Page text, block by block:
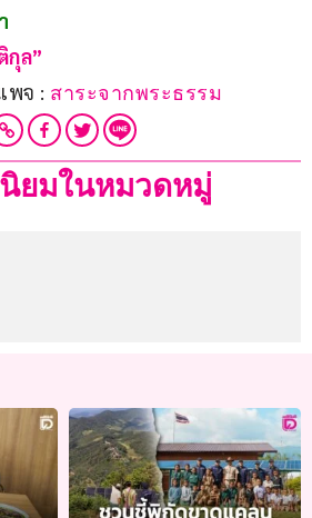
ล”
พจ : สาระจากพระธรรม
ยมในหมวดหมู่